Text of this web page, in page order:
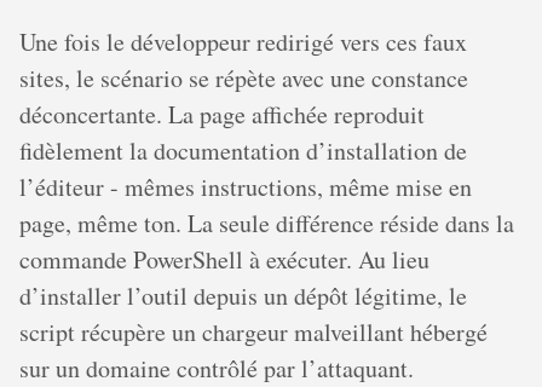
Une fois le développeur redirigé vers ces faux
sites, le scénario se répète avec une constance
déconcertante. La page affichée reproduit
fidèlement la documentation d’installation de
l’éditeur - mêmes instructions, même mise en
page, même ton. La seule différence réside dans la
commande PowerShell à exécuter. Au lieu
d’installer l’outil depuis un dépôt légitime, le
script récupère un chargeur malveillant hébergé
sur un domaine contrôlé par l’attaquant.